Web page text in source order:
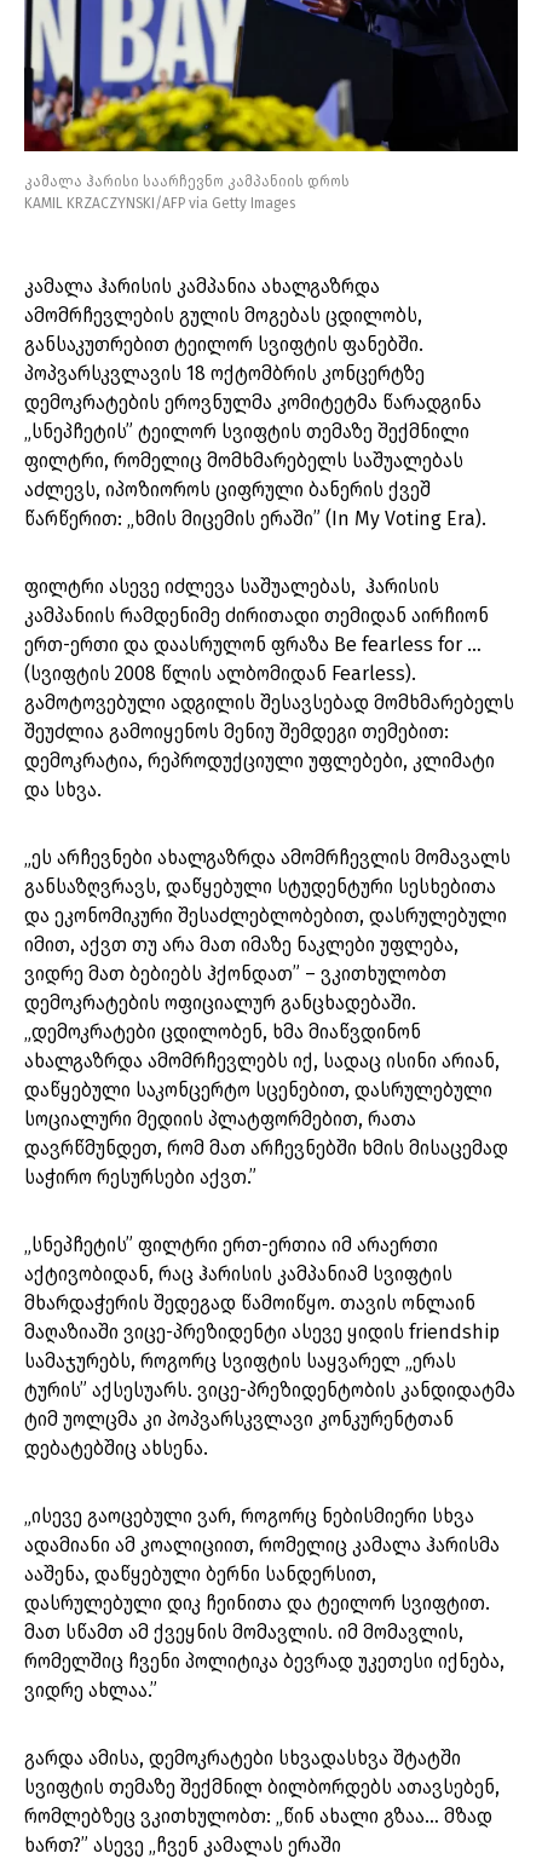
კამალა ჰარისი საარჩევნო კამპანიის დროს
KAMIL KRZACZYNSKI/AFP via Getty Images
კამალა ჰარისის კამპანია ახალგაზრდა
ამომრჩევლების გულის მოგებას ცდილობს,
განსაკუთრებით ტეილორ სვიფტის ფანებში.
პოპვარსკვლავის 18 ოქტომბრის კონცერტზე
დემოკრატების ეროვნულმა კომიტეტმა წარადგინა
„სნეპჩეტის” ტეილორ სვიფტის თემაზე შექმნილი
ფილტრი, რომელიც მომხმარებელს საშუალებას
აძლევს, იპოზიოროს ციფრული ბანერის ქვეშ
წარწერით: „ხმის მიცემის ერაში” (In My Voting Era).
ფილტრი ასევე იძლევა საშუალებას, ჰარისის
კამპანიის რამდენიმე ძირითადი თემიდან აირჩიონ
ერთ-ერთი და დაასრულონ ფრაზა Be fearless for …
(სვიფტის 2008 წლის ალბომიდან Fearless).
გამოტოვებული ადგილის შესავსებად მომხმარებელს
შეუძლია გამოიყენოს მენიუ შემდეგი თემებით:
დემოკრატია, რეპროდუქციული უფლებები, კლიმატი
და სხვა.
„ეს არჩევნები ახალგაზრდა ამომრჩევლის მომავალს
განსაზღვრავს, დაწყებული სტუდენტური სესხებითა
და ეკონომიკური შესაძლებლობებით, დასრულებული
იმით, აქვთ თუ არა მათ იმაზე ნაკლები უფლება,
ვიდრე მათ ბებიებს ჰქონდათ” – ვკითხულობთ
დემოკრატების ოფიციალურ განცხადებაში.
„დემოკრატები ცდილობენ, ხმა მიაწვდინონ
ახალგაზრდა ამომრჩევლებს იქ, სადაც ისინი არიან,
დაწყებული საკონცერტო სცენებით, დასრულებული
სოციალური მედიის პლატფორმებით, რათა
დავრწმუნდეთ, რომ მათ არჩევნებში ხმის მისაცემად
საჭირო რესურსები აქვთ.”
„სნეპჩეტის” ფილტრი ერთ-ერთია იმ არაერთი
აქტივობიდან, რაც ჰარისის კამპანიამ სვიფტის
მხარდაჭერის შედეგად წამოიწყო. თავის ონლაინ
მაღაზიაში ვიცე-პრეზიდენტი ასევე ყიდის friendship
სამაჯურებს, როგორც სვიფტის საყვარელ „ერას
ტურის” აქსესუარს. ვიცე-პრეზიდენტობის კანდიდატმა
ტიმ უოლცმა კი პოპვარსკვლავი კონკურენტთან
დებატებშიც ახსენა.
„ისევე გაოცებული ვარ, როგორც ნებისმიერი სხვა
ადამიანი ამ კოალიციით, რომელიც კამალა ჰარისმა
ააშენა, დაწყებული ბერნი სანდერსით,
დასრულებული დიკ ჩეინითა და ტეილორ სვიფტით.
მათ სწამთ ამ ქვეყნის მომავლის. იმ მომავლის,
რომელშიც ჩვენი პოლიტიკა ბევრად უკეთესი იქნება,
ვიდრე ახლაა.”
გარდა ამისა, დემოკრატები სხვადასხვა შტატში
სვიფტის თემაზე შექმნილ ბილბორდებს ათავსებენ,
რომლებზეც ვკითხულობთ: „წინ ახალი გზაა… მზად
ხართ?” ასევე „ჩვენ კამალას ერაში